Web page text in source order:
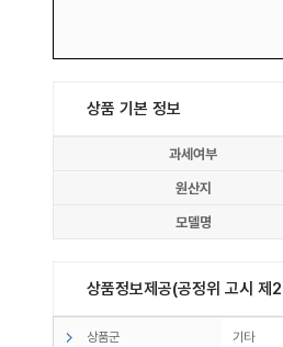
상품 기본 정보
과세여부
원산지
모델명
상품정보제공(공정위 고시
상품군 기타